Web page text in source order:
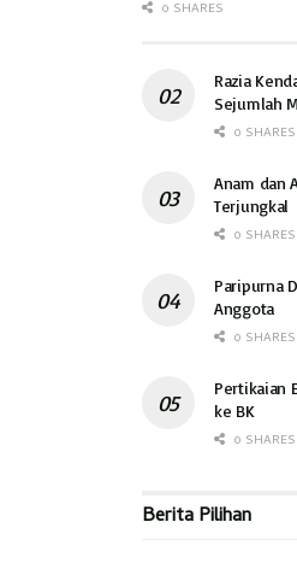
0 SHARES
Razia
Sejumlah
0 SHARES
Anam dan
Terjungkal
0 SHARES
Paripurna
Anggota
0 SHARES
Pertikaian
ke BK
0 SHARES
Berita Pilihan